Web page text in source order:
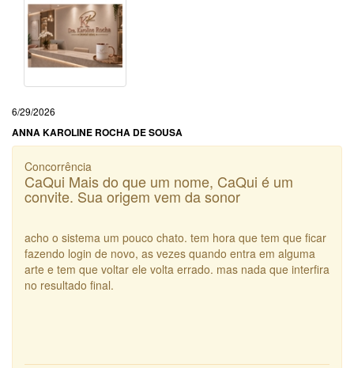
6/29/2026
ANNA KAROLINE ROCHA DE SOUSA
Concorrência
CaQui Mais do que um nome, CaQui é um
convite. Sua origem vem da sonor
acho o sistema um pouco chato. tem hora que tem que ficar
fazendo login de novo, as vezes quando entra em alguma
arte e tem que voltar ele volta errado. mas nada que interfira
no resultado final.